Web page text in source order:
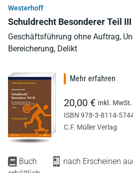
Westerhoff
Schuldrecht Besonderer Teil III
Geschäftsführung ohne Auftrag,
Bereicherung, Delikt
Buch
nach Erscheinen
Mehr erfahren
20,00 € inkl. MwSt.
ISBN 978-3-8114-
C.F. Müller Verlag